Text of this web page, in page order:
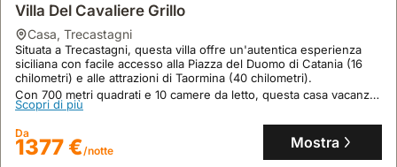
9.3 8 recensioni
Luna Di Mare - Nuovo Appartamento Sul Mare
casa,Acireale
Direttamente sul mare, questa casa vacanze ad Acireale si trova a
2,3 chilometri dalla Spiaggia di Santa Tecla e a 19 chilometri da
Piazza del Duomo di Catania.
Questa villa accogliente, con 110 metri quadrati, ospita fino a 7
persone offrendo 2 camere da letto, 3 bagni, un giardino privato,
una terrazza con vista mare e connessione WiFi gratuita.
Scopri di più
Villa Del Cavaliere Grillo
casa, Trecastagni
Situata a Trecastagni, questa villa offre un'autentica esperienza
siciliana con facile accesso alla Piazza del Duomo di Catania (16
chilometri) e alle attrazioni di Taormina (40 chilometri).
Con 700 metri quadrati e 10 camere da letto, questa casa vacanze
può ospitare fino a 43 persone, vantando una piscina, un giardino,
una terrazza con vista mare e connessione Wi-Fi gratuita.
Scopri di più
Da
1377 €/notte Mostra